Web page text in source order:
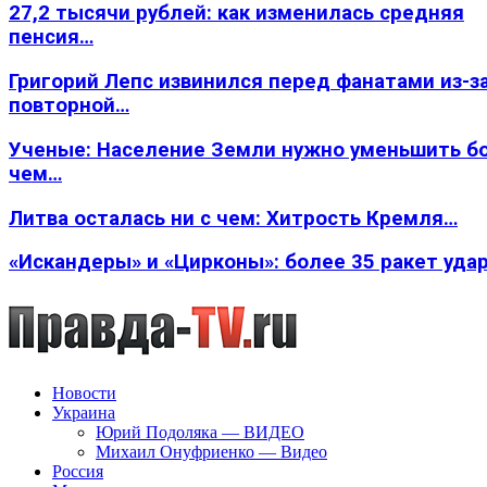
27,2 тысячи рублей: как изменилась средняя
пенсия…
Григорий Лепс извинился перед фанатами из-
повторной…
Ученые: Население Земли нужно уменьшить
чем…
Литва осталась ни с чем: Хитрость Кремля…
«Искандеры» и «Цирконы»: более 35 ракет
Новости
Украина
Юрий Подоляка — ВИДЕО
Михаил Онуфриенко — Видео
Россия